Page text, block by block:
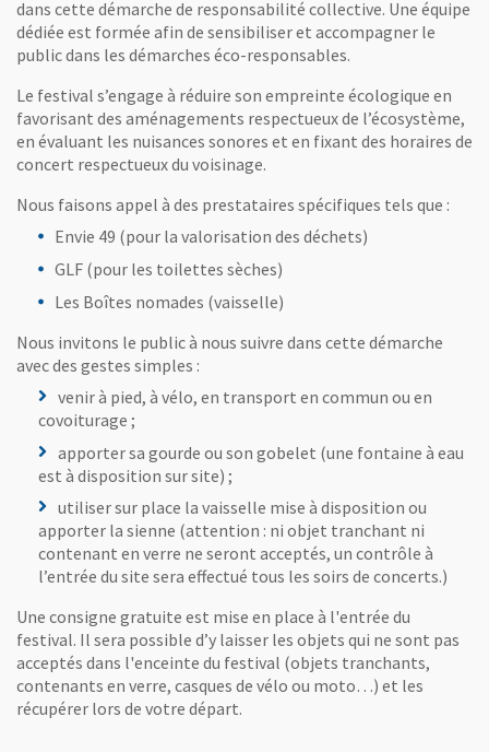
Vaisselle réutilisable.De la vaisselle réutilisable est
Alimentation durable.Les food-trucks et le bar sont
Toilettes sèches.
Des toilettes sèches sont installées
Dépollution et valorisation des mégots.Un prestataire
Mutualisation du matériel.Le matériel utilisé est durable,
dans cette démarche de responsabilité collective. Une équipe
dédiée est formée afin de sensibiliser et accompagner le
public dans les démarches éco-responsables.
Le festival s’engage à réduire son empreinte écologique en
favorisant des aménagements respectueux de l’écosystème,
en évaluant les nuisances sonores et en fixant des horaires de
concert respectueux du voisinage.
Nous faisons appel à des prestataires spécifiques tels que :
Envie 49 (pour la valorisation des déchets)
GLF (pour les toilettes sèches)
Les Boîtes nomades (vaisselle)
Nous invitons le public à nous suivre dans cette démarche
avec des gestes simples :
venir à pied, à vélo, en transport en commun ou en
covoiturage ;
apporter sa gourde ou son gobelet (une fontaine à eau
est à disposition sur site) ;
utiliser sur place la vaisselle mise à disposition ou
apporter la sienne (attention : ni objet tranchant ni
contenant en verre ne seront acceptés, un contrôle à
l’entrée du site sera effectué tous les soirs de concerts.)
Une consigne gratuite est mise en place à l'entrée du
festival. Il sera possible d’y laisser les objets qui ne sont pas
acceptés dans l'enceinte du festival (objets tranchants,
contenants en verre, casques de vélo ou moto…) et les
récupérer lors de votre départ.